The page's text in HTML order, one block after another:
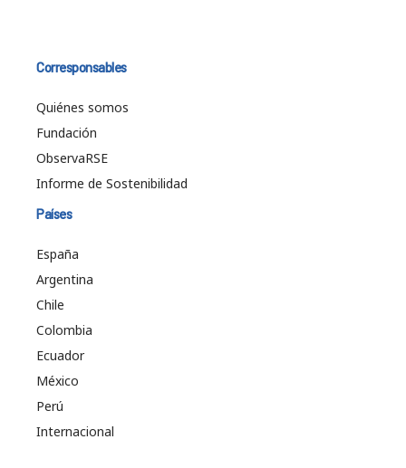
Corresponsables
Quiénes somos
Fundación
ObservaRSE
Informe de Sostenibilidad
Países
España
Argentina
Chile
Colombia
Ecuador
México
Perú
Internacional